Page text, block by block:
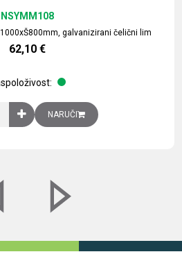
galvanizirani čelični lim
NSYMM108
62,10 €
montažna ploča V1000xŠ800mm,
NARUČI